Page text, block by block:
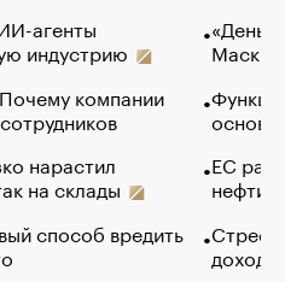
агенты
индустрию
компании
нарастил
на склады
способ вредить
Маск в
основ
ЕС
нефти